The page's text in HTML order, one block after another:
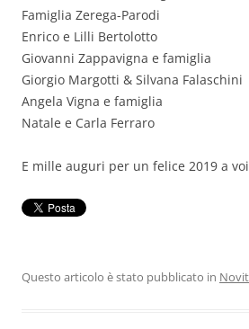
Famiglia Zerega-Parodi
Enrico e Lilli Bertolotto
Giovanni Zappavigna e famiglia
Giorgio Margotti & Silvana Falaschini
Angela Vigna e famiglia
Natale e Carla Ferraro
E mille auguri per un felice 2019 a
Questo articolo è stato pubblicato in